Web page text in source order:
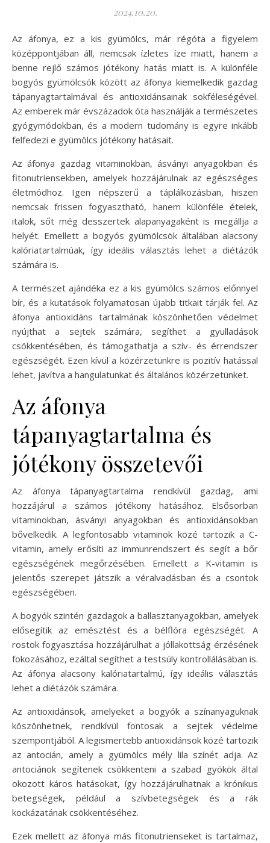
2024.10.20.
Az áfonya, ez a kis gyümölcs, már régóta a figyelem
középpontjában áll, nemcsak ízletes íze miatt, hanem a
benne rejlő számos jótékony hatás miatt is. A különféle
bogyós gyümölcsök között az áfonya kiemelkedik gazdag
tápanyagtartalmával és antioxidánsainak sokféleségével.
Az emberek már évszázadok óta használják a természetes
gyógymódokban, és a modern tudomány is egyre inkább
felfedezi e gyümölcs jótékony hatásait.
Az áfonya gazdag vitaminokban, ásványi anyagokban és
fitonutriensekben, amelyek hozzájárulnak az egészséges
életmódhoz. Igen népszerű a táplálkozásban, hiszen
nemcsak frissen fogyasztható, hanem különféle ételek,
italok, sőt még desszertek alapanyagaként is megállja a
helyét. Emellett a bogyós gyümölcsök általában alacsony
kalóriatartalmúak, így ideális választás lehet a diétázók
számára is.
A természet ajándéka ez a kis gyümölcs számos előnnyel
bír, és a kutatások folyamatosan újabb titkait tárják fel. Az
áfonya antioxidáns tartalmának köszönhetően védelmet
nyújthat a sejtek számára, segíthet a gyulladások
csökkentésében, és támogathatja a szív- és érrendszer
egészségét. Ezen kívül a közérzetünkre is pozitív hatással
lehet, javítva a hangulatunkat és általános közérzetünket.
Az áfonya
tápanyagtartalma és
jótékony összetevői
Az áfonya tápanyagtartalma rendkívül gazdag, ami
hozzájárul a számos jótékony hatásához. Elsősorban
vitaminokban, ásványi anyagokban és antioxidánsokban
bővelkedik. A legfontosabb vitaminok közé tartozik a C-
vitamin, amely erősíti az immunrendszert és segít a bőr
egészségének megőrzésében. Emellett a K-vitamin is
jelentős szerepet játszik a véralvadásban és a csontok
egészségében.
A bogyók szintén gazdagok a ballasztanyagokban, amelyek
elősegítik az emésztést és a bélflóra egészségét. A
rostok fogyasztása hozzájárulhat a jóllakottság érzésének
fokozásához, ezáltal segíthet a testsúly kontrollálásában is.
Az áfonya alacsony kalóriatartalmú, így ideális választás
lehet a diétázók számára.
Az antioxidánsok, amelyeket a bogyók a színanyaguknak
köszönhetnek, rendkívül fontosak a sejtek védelme
szempontjából. A legismertebb antioxidánsok közé tartozik
az antocián, amely a gyümölcs mély lila színét adja. Az
antociánok segítenek csökkenteni a szabad gyökök által
okozott káros hatásokat, így hozzájárulhatnak a krónikus
betegségek, például a szívbetegségek és a rák
kockázatának csökkentéséhez.
Ezek mellett az áfonya más fitonutrienseket is tartalmaz,